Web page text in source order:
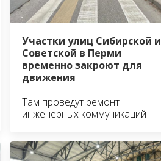
Участки улиц Сибирской и
Советской в Перми
временно закроют для
движения
Там проведут ремонт
инженерных коммуникаций